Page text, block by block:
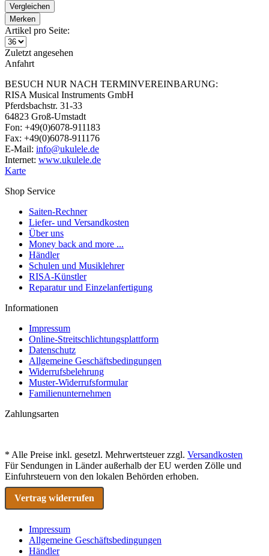
Vergleichen
Merken
Artikel pro Seite:
Zuletzt angesehen
Anfahrt
BESUCH NUR NACH TERMINVEREINBARUNG:
RISA Musical Instruments GmbH
Pferdsbachstr. 31-33
64823 Groß-Umstadt
Fon: +49(0)6078-911183
Fax: +49(0)6078-911176
E-Mail: info@ukulele.de
Internet: www.ukulele.de
Karte
Shop Service
Saiten-Rechner
Liefer- und Versandkosten
Über uns
Money back and more ...
Händler
Schulen und Musiklehrer
RISA-Künstler
Reparatur und Einzelanfertigung
Informationen
Impressum
Online-Streitschlichtungsplattform
Datenschutz
Allgemeine Geschäftsbedingungen
Widerrufsbelehrung
Muster-Widerrufsformular
Familienunternehmen
Zahlungsarten
* Alle Preise inkl. gesetzl. Mehrwertsteuer zzgl. Versandkosten
Für Sendungen in Länder außerhalb der EU werden Zölle und
Einfuhrsteuern von den lokalen Behörden erhoben.
Vertrag widerrufen
Impressum
Allgemeine Geschäftsbedingungen
Händler